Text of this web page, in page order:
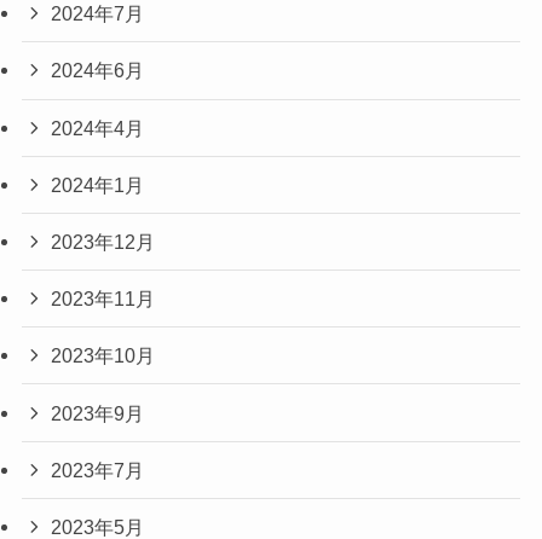
2024年7月
2024年6月
2024年4月
2024年1月
2023年12月
2023年11月
2023年10月
2023年9月
2023年7月
2023年5月